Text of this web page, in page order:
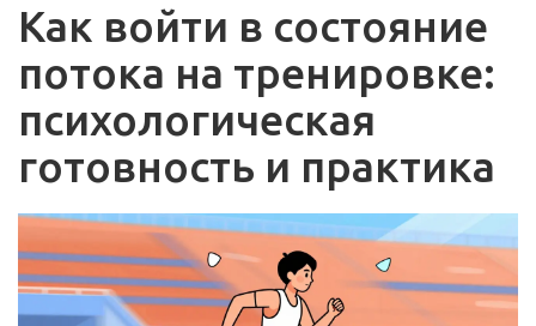
Как войти в состояние
потока на тренировке:
психологическая
готовность и практика